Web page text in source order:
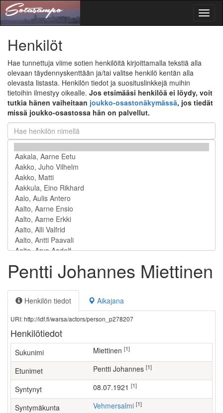
Henkilöt
Hae tunnettuja viime sotien henkilöitä kirjoittamalla tekstiä alla
olevaan täydennyskenttään ja/tai valitse henkilö kentän alla
olevasta listasta. Henkilön tiedot ja suosituslinkkejä muihin
tietoihin ilmestyy oikealle. Jos etsimääsi henkilöä ei löydy, voit
tutkia hänen vaiheitaan joukko-osastonäkymässä, jos tiedät
missä joukko-osastossa hän on palvellut.
Pentti Johannes Miettinen
Henkilön tiedot Aikajana
URI: http://ldf.fi/warsa/actors/person_p278207
Henkilötiedot
Sukunimi Miettinen [1]
Etunimet Pentti Johannes [1]
Syntynyt 08.07.1921 [1]
Syntymäkunta Vehmersalmi [1]